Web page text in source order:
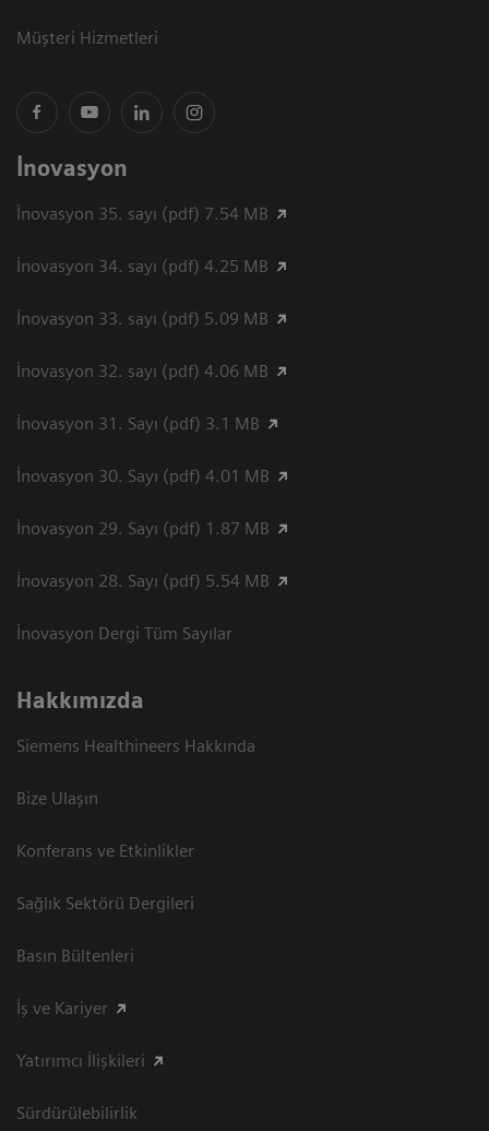
Müşteri Hizmetleri
İnovasyon
İnovasyon 35. sayı (pdf) 7.54 MB
İnovasyon 34. sayı (pdf) 4.25 MB
İnovasyon 33. sayı (pdf) 5.09 MB
İnovasyon 32. sayı (pdf) 4.06 MB
İnovasyon 31. Sayı (pdf) 3.1 MB
İnovasyon 30. Sayı (pdf) 4.01 MB
İnovasyon 29. Sayı (pdf) 1.87 MB
İnovasyon 28. Sayı (pdf) 5.54 MB
İnovasyon Dergi Tüm Sayılar
Hakkımızda
Siemens Healthineers Hakkında
Bize Ulaşın
Konferans ve Etkinlikler
Sağlık Sektörü Dergileri
Basın Bültenleri
İş ve Kariyer
Yatırımcı İlişkileri
Sürdürülebilirlik